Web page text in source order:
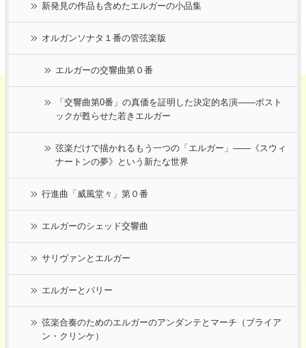
新発見の作品も含めたエルガーの小品集
オルガンソナタ１番の管弦楽版
エルガーの交響曲第０番
「交響曲第0番」の真価を証明した決定的名演――ボスト
ックが甦らせた若きエルガー
弦楽だけで描かれるもう一つの「エルガー」――《スウィ
ナートンの夢》という新たな世界
行進曲「威風堂々」第０番
エルガーのシェッド交響曲
サリヴァンとエルガー
エルガーとパリー
弦楽合奏のためのエルガーのアンダンテとマーチ（ブライア
ン・クリンケ）